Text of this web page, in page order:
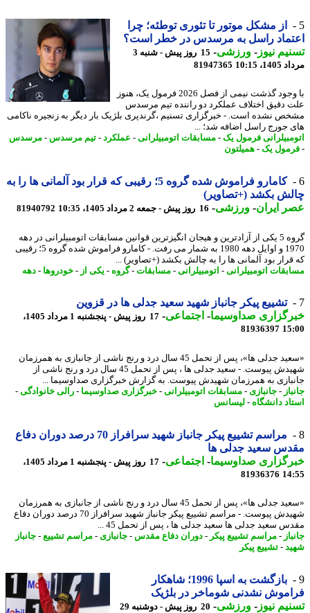
از مشکل موتور تا تئوری توطئه؛ چرا
راسل به مرسدس در خطر است؟
نیوز-ورزشی-
15 روز پیش - شنبه 3
10:15
81947365
با وجود گذشت نیمی از فصل 2026 فرمول یک، هنوز
دقیق اختلاف عملکرد دو راننده تیم مرسدس
نشده است. - خبرگزاری تسنیم ،گرندپری بلژیک بار دیگر به زنجیره ناکامی
جورج راسل اضافه شد؛ ...
فرمول یک -مسابقات اتومبیلرانی- عملکرد-تیم مرسدس-مرسدس
یک -همیلتون
کامارو فراموش شده گروه 5؛ رقیبی که قرار بود آلمانی ها را به
بکشد (+تصاویر)
ایران- ورزشی-16 روز پیش - جمعه 2 مرداد 1405، 10:35 81940792
گروه 5 یکی از آزادترین و هیجان انگیزترین قوانین مسابقات اتومبیلرانی در دهه
1970 و اوایل دهه 1980 به شمار می رفت. - کامارو فراموش شده گروه 5؛ رقیبی
بود آلمانی ها را به چالش بکشد (+تصاویر) ...
اتومبیلرانی- اتومبیلرانی- مسابقات-گروه- یکی از-خودروها-دهه
تشییع پیکر جانباز شهید سعید جدلی ها در قزوین
صداوسیما-اجتماعی-
17 روز پیش - پنجشنبه 1 مرداد 1405،
81936397
«سعید جدلی ها»، پس از تحمل 45 سال درد و رنج ناشی از جانبازی به همرزمان
شهیدش پیوست. - سعید جدلی ها ، پس از تحمل 45 سال درد و رنج ناشی از
به همرزمان شهیدش پیوست. به گزارش خبرگزاری صداوسیما ...
-جانبازی- مسابقات اتومبیلرانی- خبرگزاری صداوسیما-رالی خانوادگی -
دانشگاه-لیسانس
مراسم تشییع پیکر جانباز شهید سرافراز 70 درصد دوران دفاع
سعید جدلی ها
صداوسیما-اجتماعی-
17 روز پیش - پنجشنبه 1 مرداد 1405،
81936376
«سعید جدلی ها»، پس از تحمل 45 سال درد و رنج ناشی از جانبازی به همرزمان
شهیدش پیوست. - مراسم تشییع پیکر جانباز شهید سرافراز 70 درصد دوران دفاع
سعید جدلی ها سعید جدلی ها ، پس از تحمل 45 ...
-مراسم تشییع پیکر -دوران دفاع مقدس-جانبازی- مراسم تشییع-جانباز
-تشییع پیکر
بازگشت به اسپا 1996؛ شاهکار
نشدنی شوماخر در بلژیک
نیوز-ورزشی-
20 روز پیش - دوشنبه 29